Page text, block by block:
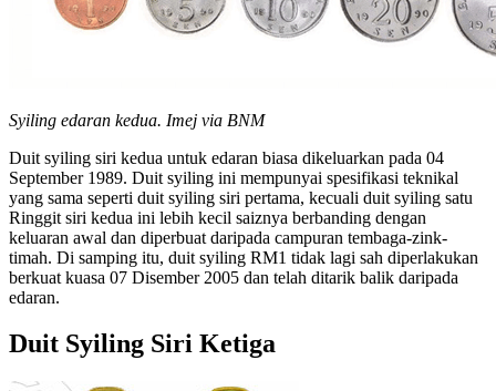
Syiling edaran kedua. Imej via BNM
Duit syiling siri kedua untuk edaran biasa dikeluarkan pada 04
September 1989. Duit syiling ini mempunyai spesifikasi teknikal
yang sama seperti duit syiling siri pertama, kecuali duit syiling satu
Ringgit siri kedua ini lebih kecil saiznya berbanding dengan
keluaran awal dan diperbuat daripada campuran tembaga-zink-
timah. Di samping itu, duit syiling RM1 tidak lagi sah diperlakukan
berkuat kuasa 07 Disember 2005 dan telah ditarik balik daripada
edaran.
Duit Syiling Siri Ketiga